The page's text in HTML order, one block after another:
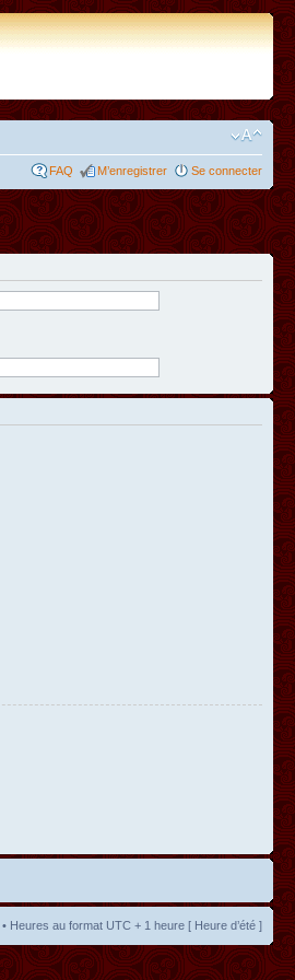
FAQ M’enregistrer Se connecter
• Heures au format UTC + 1 heure [ Heure d’été ]